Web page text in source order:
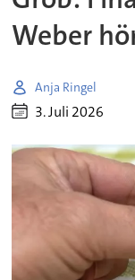
Weber
Anja Ringel
3. Juli 2026